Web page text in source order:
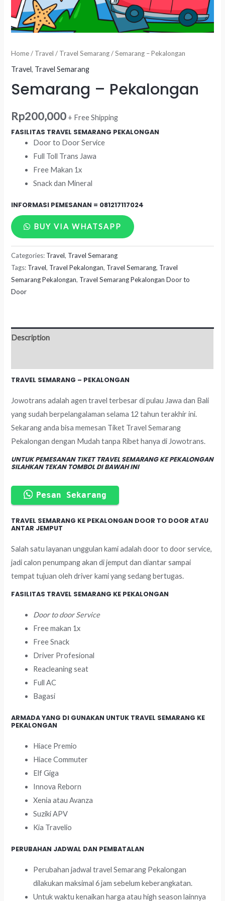
Home/ Travel / Travel Semarang/ Semarang – Pekalongan
Travel, Travel Semarang
Semarang – Pekalongan
Rp200,000 + Free Shipping
FASILITAS TRAVEL SEMARANG PEKALONGAN
Door to Door Service
Full Toll Trans Jawa
Free Makan 1x
Snack dan Mineral
INFORMASI PEMESANAN = 081217117024
BUY VIA WHATSAPP
Semarang
-
Pekalongan
quantity
Categories: Travel, Travel Semarang
Tags: Travel, Travel Pekalongan, Travel Semarang, Travel
Semarang Pekalongan, Travel Semarang Pekalongan Door to
Door
Description
TRAVEL SEMARANG – PEKALONGAN
Jowotrans adalah agen travel terbesar di pulau Jawa dan Bali
yang sudah berpelangalaman selama 12 tahun terakhir ini.
Sekarang anda bisa memesan Tiket Travel Semarang
Pekalongan dengan Mudah tanpa Ribet hanya di Jowotrans.
UNTUK PEMESANAN TIKET TRAVEL SEMARANG KE PEKALONGAN
SILAHKAN TEKAN TOMBOL DI BAWAH INI
Pesan Sekarang
TRAVEL SEMARANG KE PEKALONGAN DOOR TO DOOR ATAU
ANTAR JEMPUT
Salah satu layanan unggulan kami adalah door to door service,
jadi calon penumpang akan di jemput dan diantar sampai
tempat tujuan oleh driver kami yang sedang bertugas.
FASILITAS TRAVEL SEMARANG KE PEKALONGAN
Door to door Service
Free makan 1x
Free Snack
Driver Profesional
Reacleaning seat
Full AC
Bagasi
ARMADA YANG DI GUNAKAN UNTUK TRAVEL SEMARANG KE
PEKALONGAN
Hiace Premio
Hiace Commuter
Elf Giga
Innova Reborn
Xenia atau Avanza
Suziki APV
Kia Travelio
PERUBAHAN JADWAL DAN PEMBATALAN
Perubahan jadwal travel Semarang Pekalongan
dilakukan maksimal 6 jam sebelum keberangkatan.
Untuk waktu kenaikan harga atau high season lainnya